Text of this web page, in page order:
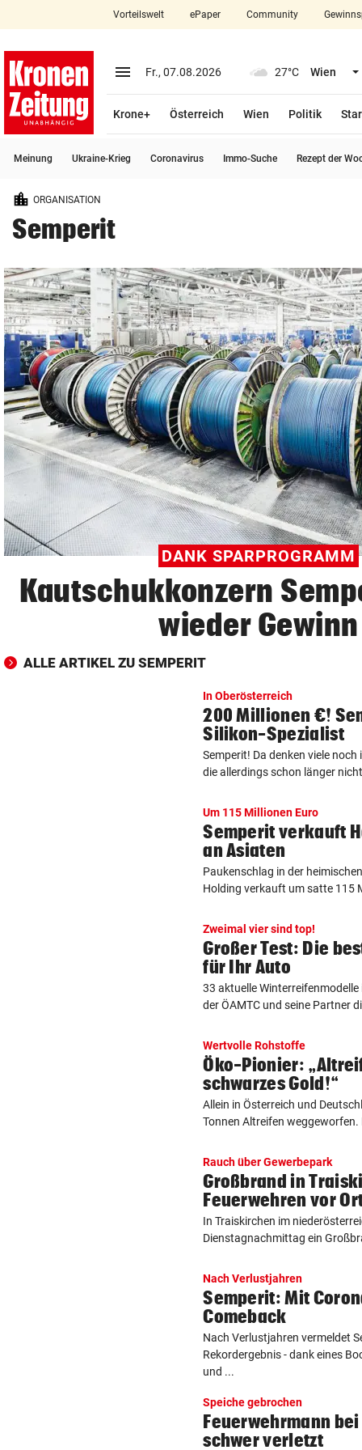
closeSchließen
account_circle Anmelden
arrow_right
bookmark
search
Suchbegriff
eingeben
© Krone Multimedia GmbH & Co KG 2026
Muthgasse 2, 1190 Wien
Vorteilswelt ePaper Community
menu Menü aufklappen
Fr., 07.08.2026 27°C Wien
Krone+ Österreich Wien Politik
Meinung Ukraine-Krieg Coronavirus Immo-Suche Rezept der
ORGANISATION
Semperit
DANK SPARPROGRAMM
Kautschukkonzern
wieder Gewinn
ALLE ARTIKEL ZU SEMPERIT
In Oberösterreich
200 Millionen €!
Silikon-Spezialist
Semperit! Da denken viele
die allerdings schon länger
Um 115 Millionen Euro
Semperit verkauft
an Asiaten
Paukenschlag in der
Holding verkauft um satte 115
Zweimal vier sind top!
Großer Test: Die
für Ihr Auto
33 aktuelle
der ÖAMTC und seine Partner
Wertvolle Rohstoffe
Öko-Pionier:
schwarzes Gold!“
Allein in Österreich und
Tonnen Altreifen weggeworfen.
Rauch über Gewerbepark
Großbrand in
Feuerwehren vor
In Traiskirchen im
Dienstagnachmittag ein
Nach Verlustjahren
Semperit: Mit
Comeback
Nach Verlustjahren vermeldet
Rekordergebnis - dank eines
und ...
Speiche gebrochen
Feuerwehrmann
schwer verletzt